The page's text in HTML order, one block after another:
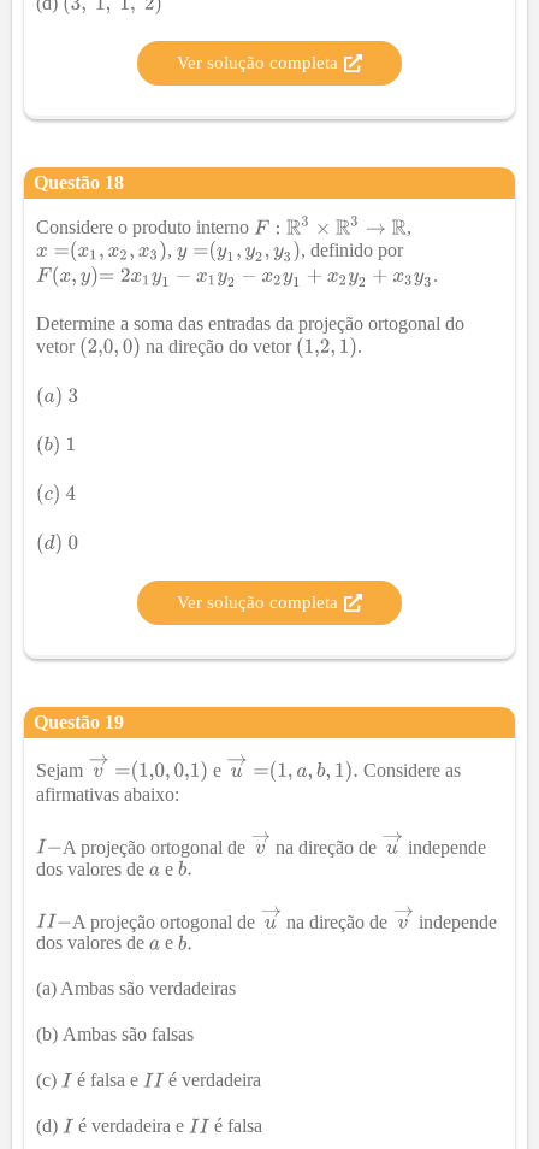
Ver solução completa
Questão 18
Considere o produto interno
,
,
, definido por
.
Determine a soma das entradas da projeção ortogonal do
vetor
na direção do vetor .
Ver solução completa
Questão 19
Sejam e
Considere as
afirmativas abaixo:
A projeção ortogonal de na direção de
independe
dos valores de
e
A projeção ortogonal de na direção de
independe
dos valores de
e
(a) Ambas são verdadeiras
(b) Ambas são falsas
(c) é falsa e é verdadeira
(d) é verdadeira e é falsa